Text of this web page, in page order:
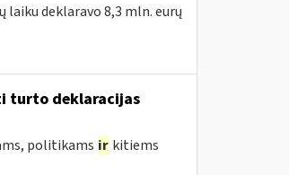
deklaravo 8,3 mln. eurų
turto deklaracijas
politikams ir kitiems